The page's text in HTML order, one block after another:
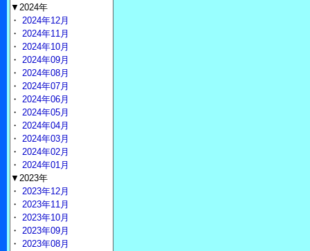
▼2024年
・ 2024年12月
・ 2024年11月
・ 2024年10月
・ 2024年09月
・ 2024年08月
・ 2024年07月
・ 2024年06月
・ 2024年05月
・ 2024年04月
・ 2024年03月
・ 2024年02月
・ 2024年01月
▼2023年
・ 2023年12月
・ 2023年11月
・ 2023年10月
・ 2023年09月
・ 2023年08月